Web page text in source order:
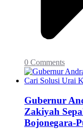
0 Comments
Gubernur
Zakiyah
Bojonegara-